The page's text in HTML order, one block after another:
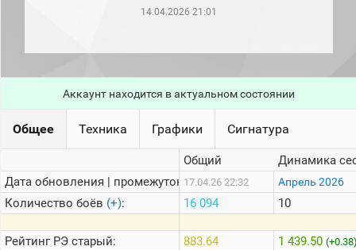
месяц)
(за
последние
сессии)
Топ
1000
Кланы
стримеров
14.04.2026 21:01
Аккаунт находится в актуальном состоянии
Общее Техника Графики Сигнатура
Дата обновления | промежуток:
Количество боёв (+):
РейтингРЭ старый:
Общий
17.04.26 22:32
16 094
883.64
Динамика
Апрель 2026
10
1 439.50